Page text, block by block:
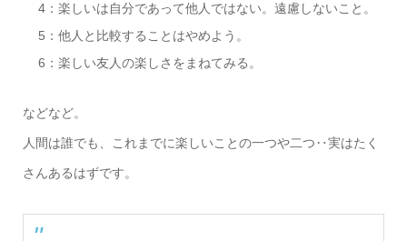
4：楽しいは自分であって他人ではない。遠慮しないこと。
5：他人と比較することはやめよう。
6：楽しい友人の楽しさをまねてみる。
などなど。
人間は誰でも、これまでに楽しいことの一つや二つ‥実はたく
さんあるはずです。